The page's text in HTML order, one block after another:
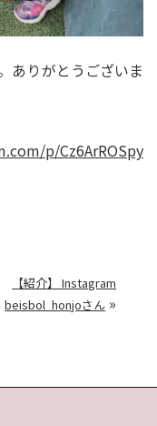
ありがとうございま
p/Cz6ArROSpy
【紹介】 Instagram
beisbol_honjoさん »